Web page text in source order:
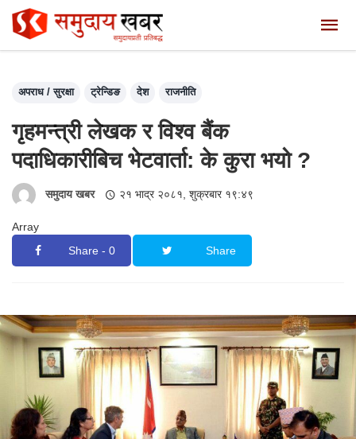
अपराध / सुरक्षा ट्रेन्डिङ देश राजनीति
गृहमन्त्री लेखक र विश्व बैंक
पदाधिकारीबिच भेटवार्ता: के कुरा भयो ?
समुदाय खबर २१ भाद्र २०८१, शुक्रबार १९:४९
Array
Share - 0
Share